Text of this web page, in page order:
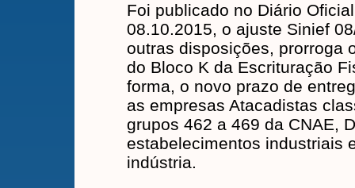
Foi publicado no Diário
08.10.2015, o ajuste Sinief
outras disposições, prorroga
do Bloco K da Escrituração
forma, o novo prazo de
as empresas Atacadistas
grupos 462 a 469 da CNAE,
estabelecimentos industriais
indústria.